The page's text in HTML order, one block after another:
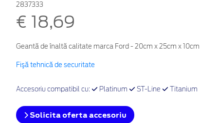
2837333
€ 18,69
Geantă de înaltă calitate marca Ford - 20cm x 25cm x 10cm
Fişă tehnică de securitate
Accesoriu compatibil cu: Platinum ST-Line Titanium
Solicita oferta accesoriu